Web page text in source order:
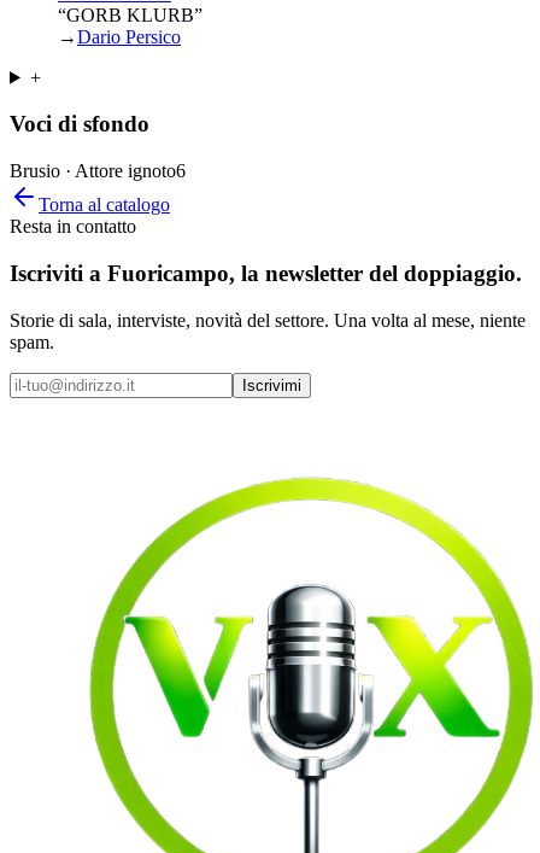
“GORB KLURB”
→Dario Persico
+
Voci di sfondo
Brusio · Attore ignoto6
Torna al catalogo
Resta in contatto
Iscriviti a Fuoricampo, la newsletter del doppiaggio.
Storie di sala, interviste, novità del settore. Una volta al mese, niente
spam.
Iscrivimi